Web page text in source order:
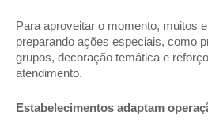
Para aproveitar o momento, muitos
preparando ações especiais, como
grupos, decoração temática e
atendimento.
Estabelecimentos adaptam